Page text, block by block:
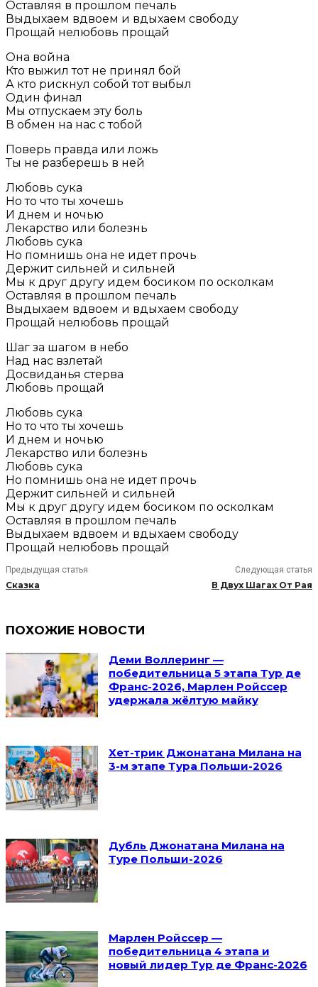
Оставляя в прошлом печаль
Выдыхаем вдвоем и вдыхаем свободу
Прощай нелюбовь прощай
Она война
Кто выжил тот не принял бой
А кто рискнул собой тот выбыл
Один финал
Мы отпускаем эту боль
В обмен на нас с тобой
Поверь правда или ложь
Ты не разберешь в ней
Любовь сука
Но то что ты хочешь
И днем и ночью
Лекарство или болезнь
Любовь сука
Но помнишь она не идет прочь
Держит сильней и сильней
Мы к друг другу идем босиком по осколкам
Оставляя в прошлом печаль
Выдыхаем вдвоем и вдыхаем свободу
Прощай нелюбовь прощай
Шаг за шагом в небо
Над нас взлетай
Досвиданья стерва
Любовь прощай
Любовь сука
Но то что ты хочешь
И днем и ночью
Лекарство или болезнь
Любовь сука
Но помнишь она не идет прочь
Держит сильней и сильней
Мы к друг другу идем босиком по осколкам
Оставляя в прошлом печаль
Выдыхаем вдвоем и вдыхаем свободу
Прощай нелюбовь прощай
Предыдущая статья
Сказка
Следующая статья
В Двух Шагах От Рая
ПОХОЖИЕ НОВОСТИ
Деми Воллеринг —
победительница 5 этапа Тур де
Франс-2026, Марлен Ройссер
удержала жёлтую майку
Хет-трик Джонатана Милана на
3-м этапе Тура Польши-2026
Дубль Джонатана Милана на
Туре Польши-2026
Марлен Ройссер —
победительница 4 этапа и
новый лидер Тур де Франс-2026